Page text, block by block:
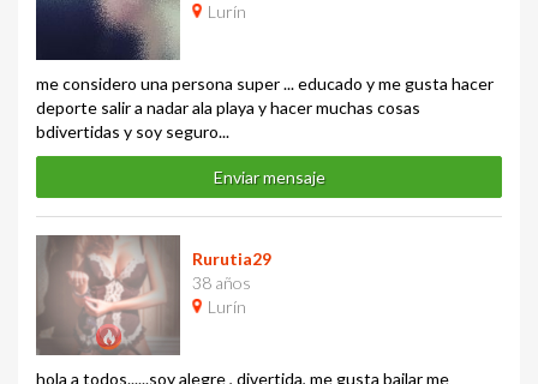
Lurín
me considero una persona super ... educado y me gusta hacer
deporte salir a nadar ala playa y hacer muchas cosas
bdivertidas y soy seguro...
Enviar mensaje
Rurutia29
38 años
Lurín
hola a todos......soy alegre , divertida, me gusta bailar me